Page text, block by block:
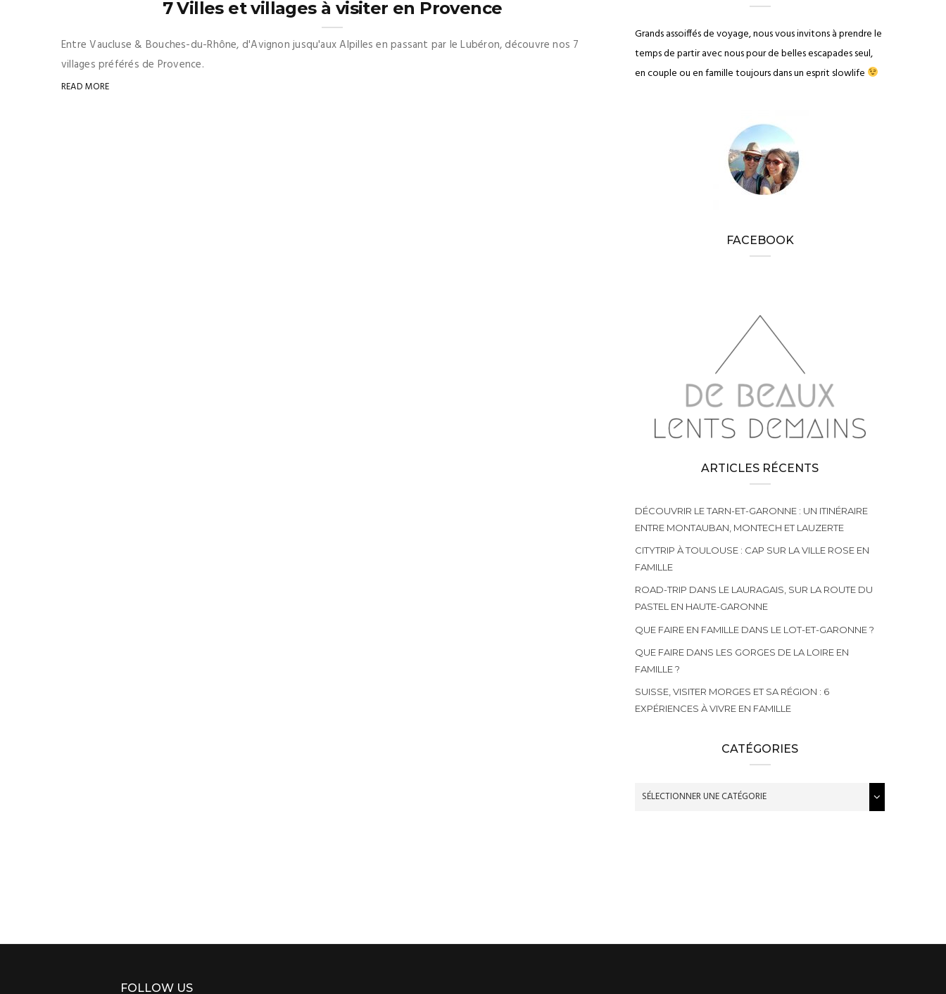
7 Villes et villages à visiter en Provence
Entre Vaucluse & Bouches-du-Rhône, d'Avignon jusqu'aux Alpilles en passant par le Lubéron, découvre nos 7
villages préférés de Provence.
READ MORE
Grands assoiffés de voyage, nous vous invitons à prendre le
temps de partir avec nous pour de belles escapades seul,
en couple ou en famille toujours dans un esprit slowlife
FACEBOOK
ARTICLES RÉCENTS
DÉCOUVRIR LE TARN-ET-GARONNE : UN ITINÉRAIRE
ENTRE MONTAUBAN, MONTECH ET LAUZERTE
CITYTRIP À TOULOUSE : CAP SUR LA VILLE ROSE EN
FAMILLE
ROAD-TRIP DANS LE LAURAGAIS, SUR LA ROUTE DU
PASTEL EN HAUTE-GARONNE
QUE FAIRE EN FAMILLE DANS LE LOT-ET-GARONNE ?
QUE FAIRE DANS LES GORGES DE LA LOIRE EN
FAMILLE ?
SUISSE, VISITER MORGES ET SA RÉGION : 6
EXPÉRIENCES À VIVRE EN FAMILLE
CATÉGORIES
FOLLOW US